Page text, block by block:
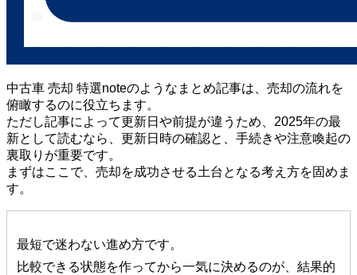
中古車 売却 特選noteのようなまとめ記事は、売却の流れを
俯瞰するのに役立ちます。
ただし記事によって更新日や前提が違うため、2025年の最
新として読むなら、更新日時の確認と、手続きや注意喚起の
裏取りが重要です。
まずはここで、売却を成功させる土台となる考え方を固めま
す。
最短で迷わない進め方です。
比較できる状態を作ってから一気に決めるのが、結果的